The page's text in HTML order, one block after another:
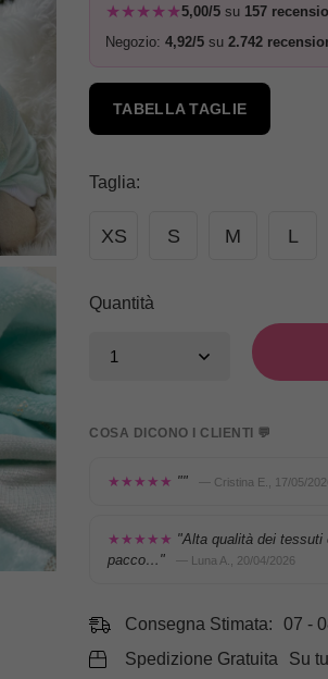
★★★★★5,00/5 su 157
Negozio: 4,92/5 su 2.742
TABELLA TAGLIE
Taglia:
XS S M L
Quantità
COSA DICONO I CLIENTI 💬
★★★★★ "" — Cristina E., 17/05/
★★★★★ "Alta qualità dei tessuti
pacco…"
— Luna A., 20/04/2026
Consegna Stimata:
07 -
Spedizione Gratuita
Su